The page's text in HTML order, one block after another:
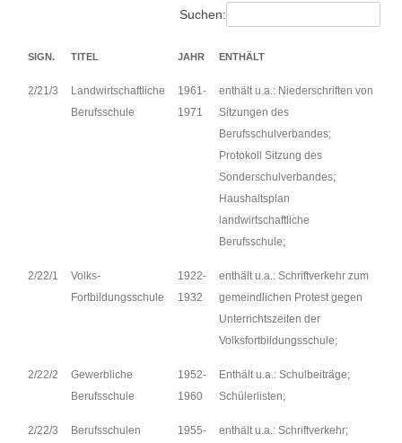
Suchen:
SIGN. TITEL JAHR ENTHÄLT
2/21/3
Landwirtschaftliche
Berufsschule
1961-
1971
enthält u.a.: Niederschriften von
Sitzungen des
Berufsschulverbandes;
Protokoll Sitzung des
Sonderschulverbandes;
Haushaltsplan
landwirtschaftliche
Berufsschule;
2/22/1
Volks-
Fortbildungsschule
1922-
1932
enthält u.a.: Schriftverkehr zum
gemeindlichen Protest gegen
Unterrichtszeiten der
Volksfortbildungsschule;
2/22/2
Gewerbliche
Berufsschule
1952-
1960
Enthält u.a.: Schulbeiträge;
Schülerlisten;
2/22/3 Berufsschulen
1955-
enthält u.a.: Schriftverkehr;